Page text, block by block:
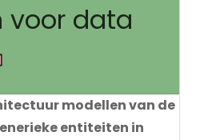
voor data
modellen van de
entiteiten in